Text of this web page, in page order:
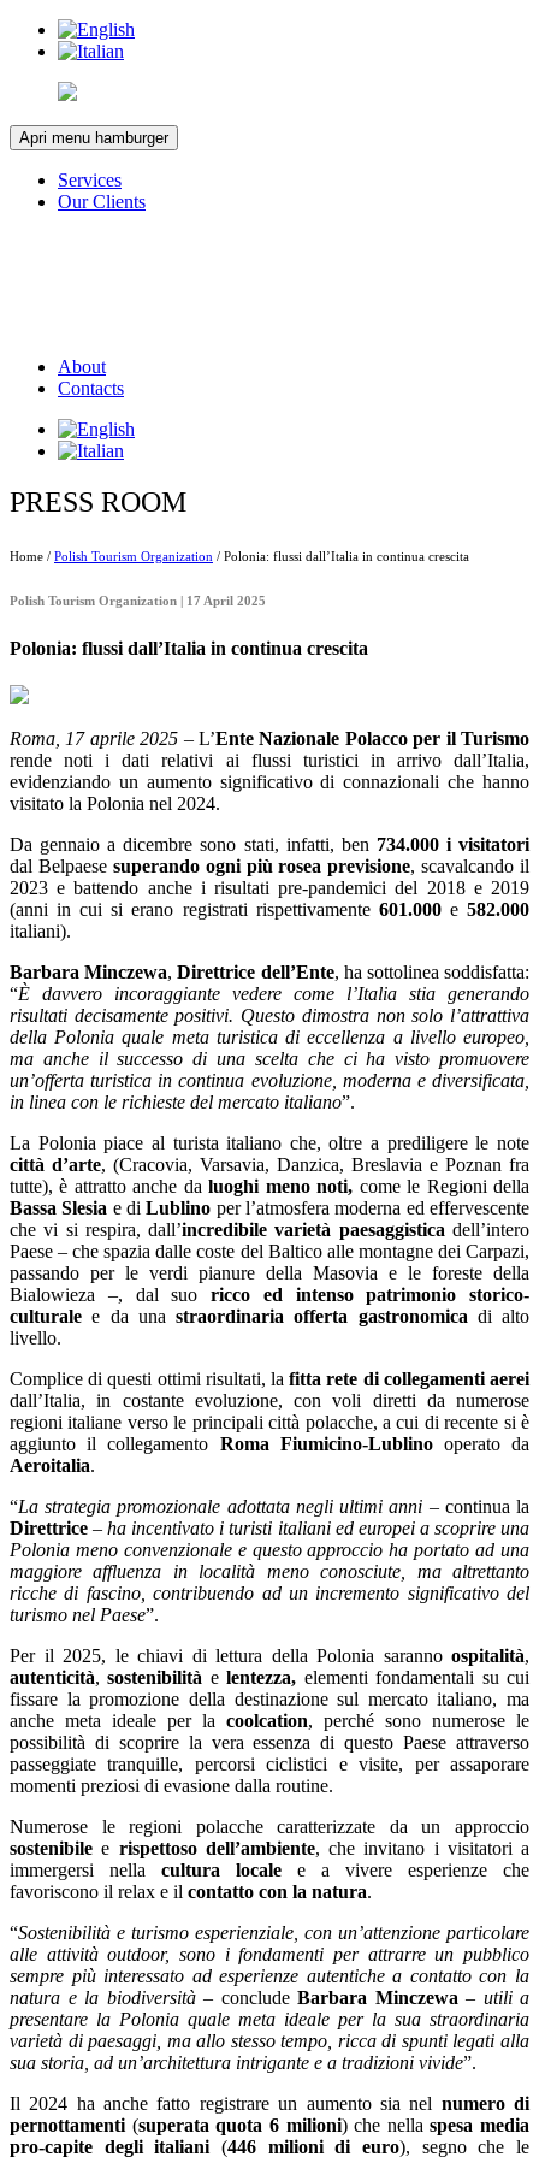
Apri menu hamburger
Services
Our Clients
About
Contacts
PRESS ROOM
Home / Polish Tourism Organization / Polonia: flussi dall’Italia in continua crescita
Polish Tourism Organization | 17 April 2025
Polonia: flussi dall’Italia in continua crescita
Roma, 17 aprile 2025 – L’Ente Nazionale Polacco per il Turismo
rende noti i dati relativi ai flussi turistici in arrivo dall’Italia,
evidenziando un aumento significativo di connazionali che hanno
visitato la Polonia nel 2024.
Da gennaio a dicembre sono stati, infatti, ben 734.000 i visitatori
dal Belpaesesuperando ogni più rosea previsione, scavalcando il
2023 e battendo anche i risultati pre-pandemici del 2018 e 2019
(anni in cui si erano registrati rispettivamente 601.000 e582.000
italiani).
Barbara Minczewa,Direttrice dell’Ente, ha sottolinea soddisfatta:
“È davvero incoraggiante vedere come l’Italia stia generando
risultati decisamente positivi. Questo dimostra non solo l’attrattiva
della Polonia quale meta turistica di eccellenza a livello europeo,
ma anche il successo di una scelta che ci ha visto promuovere
un’offerta turistica in continua evoluzione, moderna e diversificata,
in linea con le richieste del mercato italiano”.
La Polonia piace al turista italiano che, oltre a prediligere le note
città d’arte, (Cracovia, Varsavia, Danzica, Breslavia e Poznan fra
tutte), è attratto anche daluoghi meno noti, come le Regioni della
Bassa Slesia e di Lublino per l’atmosfera moderna ed effervescente
che vi si respira, dall’incredibile varietà paesaggisticadell’intero
Paese – che spazia dalle coste del Baltico alle montagne dei Carpazi,
passando per le verdi pianure della Masovia e le foreste della
Bialowieza –, dal suo ricco ed intenso patrimonio storico-
culturale e da una straordinaria offerta gastronomica di alto
livello.
Complice di questi ottimi risultati, lafitta rete di collegamenti aerei
dall’Italia, in costante evoluzione, con voli diretti da numerose
regioni italiane verso le principali città polacche, a cui di recente si è
aggiunto il collegamento Roma Fiumicino-Lublinooperato da
Aeroitalia.
“La strategia promozionale adottata negli ultimi anni – continua la
Direttrice –ha incentivato i turisti italiani ed europei a scoprire una
Polonia meno convenzionale e questo approccio ha portato ad una
maggiore affluenza in località meno conosciute, ma altrettanto
ricche di fascino, contribuendo ad un incremento significativo del
turismo nel Paese”.
Per il 2025, le chiavi di lettura della Polonia saranno ospitalità,
autenticità,sostenibilità elentezza, elementi fondamentali su cui
fissare la promozione della destinazione sul mercato italiano, ma
anche meta ideale per la coolcation, perché sono numerose le
possibilità di scoprire la vera essenza di questo Paese attraverso
passeggiate tranquille, percorsi ciclistici e visite, per assaporare
momenti preziosi di evasione dalla routine.
Numerose le regioni polacche caratterizzate da un approccio
sostenibile e rispettoso dell’ambiente, che invitano i visitatori a
immergersi nella cultura locale e a vivere esperienze che
favoriscono il relax e il contatto con la natura.
“Sostenibilità e turismo esperienziale, con un’attenzione particolare
alle attività outdoor, sono i fondamenti per attrarre un pubblico
sempre più interessato ad esperienze autentiche a contatto con la
natura e la biodiversità– conclude Barbara Minczewa – utili a
presentare la Polonia quale meta ideale per la sua straordinaria
varietà di paesaggi, ma allo stesso tempo, ricca di spunti legati alla
sua storia, ad un’architettura intrigante e a tradizioni vivide”.
Il 2024 ha anche fatto registrare un aumento sia nel numero di
pernottamenti (superata quota 6 milioni) che nellaspesa media
pro-capite degli italiani (446 milioni di euro), segno che le